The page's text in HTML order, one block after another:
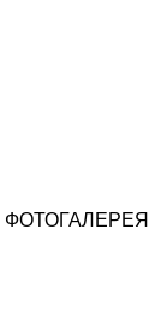
ФОТОГАЛЕРЕЯ